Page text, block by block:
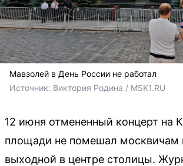
Мавзолей в День России не работал
Источник: Виктория Родина / MSK1.RU
12 июня отмененный концерт на
площади не помешал москвичам
выходной в центре столицы.